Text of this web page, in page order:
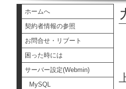
ホームへ
契約者情報の参照
お問合せ・リブート
困った時には
サーバー設定(Webmin)
MySQL